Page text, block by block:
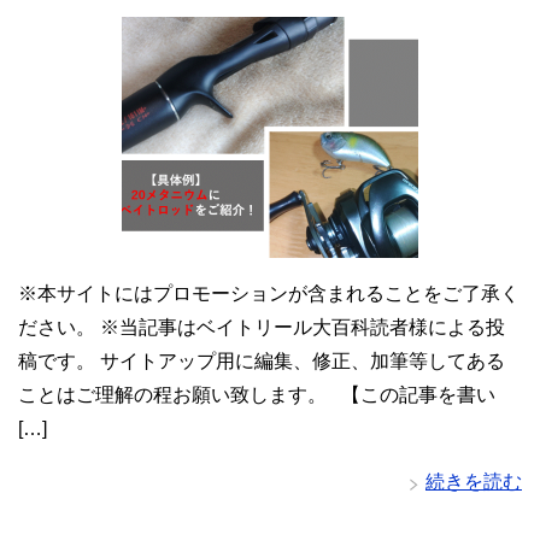
※本サイトにはプロモーションが含まれることをご了承く
ださい。 ※当記事はベイトリール大百科読者様による投
稿です。 サイトアップ用に編集、修正、加筆等してある
ことはご理解の程お願い致します。 【この記事を書い
[…]
続きを読む